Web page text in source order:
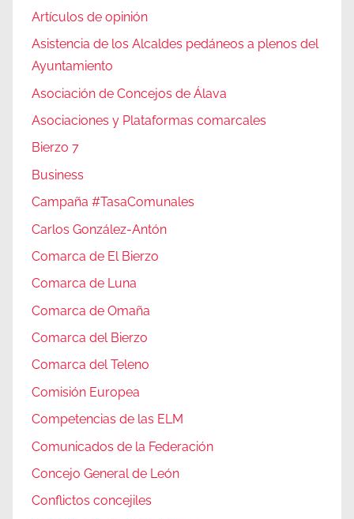
Artículos de opinión
Asistencia de los Alcaldes pedáneos a plenos del
Ayuntamiento
Asociación de Concejos de Álava
Asociaciones y Plataformas comarcales
Bierzo 7
Business
Campaña #TasaComunales
Carlos González-Antón
Comarca de El Bierzo
Comarca de Luna
Comarca de Omaña
Comarca del Bierzo
Comarca del Teleno
Comisión Europea
Competencias de las ELM
Comunicados de la Federación
Concejo General de León
Conflictos concejiles